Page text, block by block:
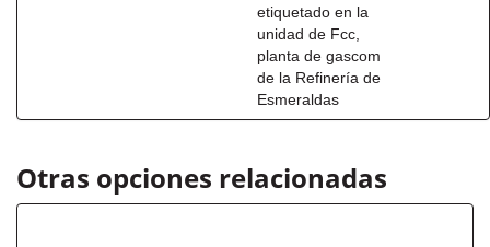
etiquetado en la
unidad de Fcc,
planta de gascom
de la Refinería de
Esmeraldas
Otras opciones relacionadas